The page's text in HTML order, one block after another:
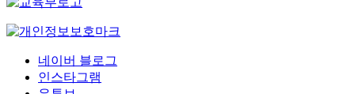
네이버 블로그
인스타그램